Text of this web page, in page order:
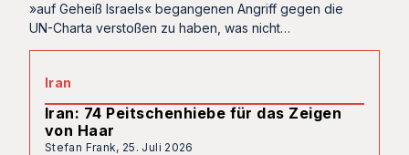
»auf Geheiß Israels« begangenen Angriff gegen die
UN-Charta verstoßen zu haben, was nicht…
Iran
Iran: 74 Peitschenhiebe für das Zeigen
von Haar
Stefan Frank, 25. Juli 2026